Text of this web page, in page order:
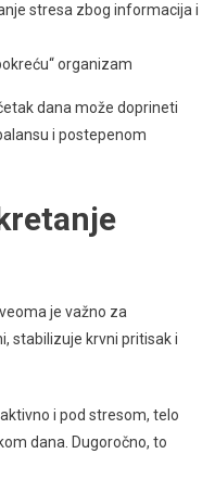
stresa zbog informacija i
organizam
dana može doprineti
i postepenom
je važno za
stabilizuje krvni pritisak i
i pod stresom, telo
dana. Dugoročno, to